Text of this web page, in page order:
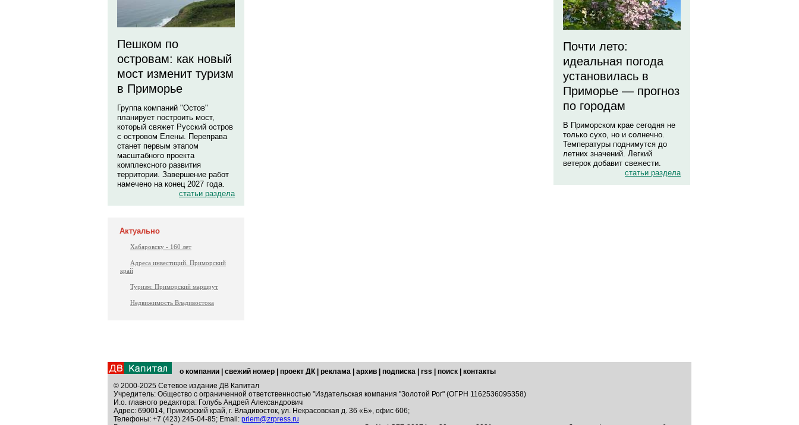
Пешком по
островам: как новый
мост изменит туризм
в Приморье
Группа компаний "Остов"
планирует построить мост,
который свяжет Русский остров
с островом Елены. Переправа
станет первым этапом
масштабного проекта
комплексного развития
территории. Завершение работ
намечено на конец 2027 года.
статьи раздела
Актуально
Хабаровску - 160 лет
Адреса инвестиций. Приморский
край
Туризм: Приморский маршрут
Недвижимость Владивостока
Почти лето:
идеальная погода
установилась в
Приморье — прогноз
по городам
В Приморском крае сегодня не
только сухо, но и солнечно.
Температуры поднимутся до
летних значений. Легкий
ветерок добавит свежести.
статьи раздела
о компании свежий номер проект ДК реклама архив подписка rss поиск
контакты
© 2000-2025 Сетевое издание ДВ Капитал
Учредитель: Общество с ограниченной ответственностью "Издательская компания "Золотой Рог" (ОГРН 1162536095358)
И.о. главного редактора: Голубь Андрей Александрович
Адрес: 690014, Приморский край, г. Владивосток, ул. Некрасовская д. 36 «Б», офис 606;
Телефоны: +7 (423) 245-04-85; Email: priem@zrpress.ru